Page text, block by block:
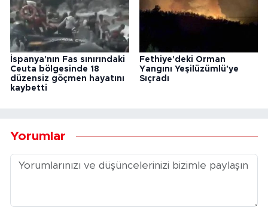
İspanya'nın Fas sınırındaki
Ceuta bölgesinde 18
düzensiz göçmen hayatını
kaybetti
Fethiye'deki Orman
Yangını Yeşilüzümlü'ye
Sıçradı
Yorumlar